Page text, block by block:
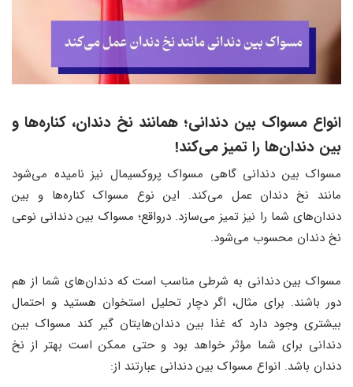
انواع مسواک بین دندانی؛ همانند نخ دندان، کناره‌ها و
بین دندان‌ها را تمیز می‌کند!
مسواک بین دندانی گاهی مسواک پروکسیمال نیز نامیده می‌شود
مانند نخ دندان عمل می‌کند. این نوع مسواک کناره‌ها و بین
دندان‌های شما را نیز تمیز می‌سازد. درواقع؛ مسواک بین دندانی نوعی
نخ دندان محسوب می‌شود.
مسواک بین دندانی به شرطی مناسب است که دندان‌های شما از هم
دور باشند. برای مثال، اگر دچار تحلیل استخوان هستید و احتمال
بیشتری وجود دارد که غذا بین دندان‌هایتان گیر کند مسواک بین
دندانی برای شما مؤثر خواهد بود و حتی ممکن است بهتر از نخ
دندان باشد. انواع مسواک بین دندانی عبارتند از: